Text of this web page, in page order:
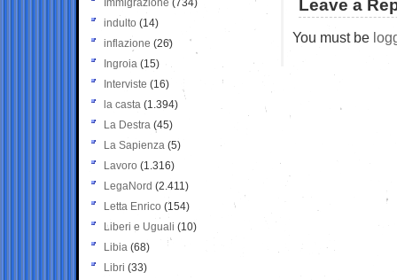
Leave a
You must be
Immigrazione (734)
indulto (14)
inflazione (26)
Ingroia (15)
Interviste (16)
la casta (1.394)
La Destra (45)
La Sapienza (5)
Lavoro (1.316)
LegaNord (2.411)
Letta Enrico (154)
Liberi e Uguali (10)
Libia (68)
Libri (33)